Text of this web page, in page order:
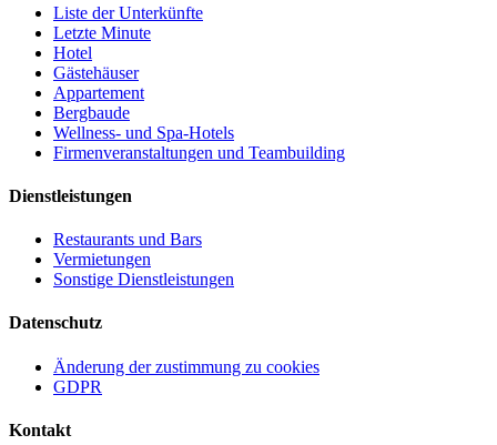
Liste der Unterkünfte
Letzte Minute
Hotel
Gästehäuser
Appartement
Bergbaude
Wellness- und Spa-Hotels
Firmenveranstaltungen und Teambuilding
Dienstleistungen
Restaurants und Bars
Vermietungen
Sonstige Dienstleistungen
Datenschutz
Änderung der zustimmung zu cookies
GDPR
Kontakt